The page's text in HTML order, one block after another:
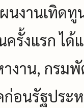
นงานเทิด
รั้งแรก ไ
างาน, กร
อนรัฐปร